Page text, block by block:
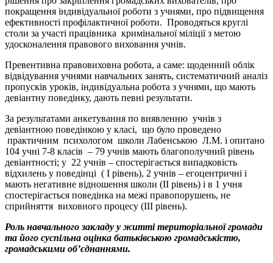
покращення індивідуальної роботи з учнями, про підвищення
ефективності профілактичної роботи. Проводяться круглі
столи за участі працівника кримінальної міліції з метою
удосконалення правового виховання учнів.
Превентивна правовиховна робота, а саме: щоденний облік
відвідування учнями навчальних занять, систематичний аналіз
пропусків уроків, індивідуальна робота з учнями, що мають
девіантну поведінку, дають певні результати.
За результатами анкетування по виявленню учнів з
девіантною поведінкою у класі, що було проведено
практичним психологом школи Лабенською Л.М. і опитано
104 учні 7-8 класів – 79 учнів мають благополучний рівень
девіантності; у 22 учнів – спостерігається випадковість
відхилень у поведінці ( І рівень), 2 учнів – егоцентричні і
мають негативне відношення школи (ІІ рівень) і в 1 учня
спостерігається поведінка на межі правопорушень, не
сприйняття виховного процесу (ІІІ рівень).
Роль навчального закладу у житті територіальної громади
та його суспільна оцінка батьківською громадськістю,
громадськими об’єднаннями.